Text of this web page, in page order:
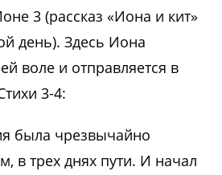
3 (рассказ «Иона и кит»
день). Здесь Иона
воле и отправляется в
3-4:
была чрезвычайно
в трех днях пути. И начал